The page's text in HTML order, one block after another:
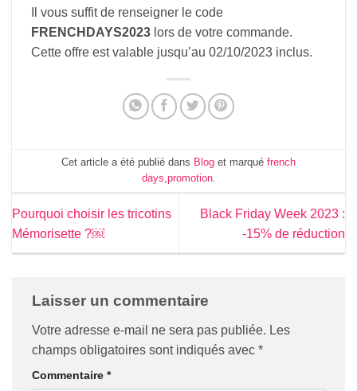
Il vous suffit de renseigner le code
FRENCHDAYS2023lors de votre commande.
Cette offre est valable jusqu’au 02/10/2023 inclus.
Cet article a été publié dans Blog et marqué french
days,promotion.
Pourquoi choisir les tricotins
Mémorisette ?￼
Black Friday Week 2023 :
-15% de réduction
Laisser un commentaire
Votre adresse e-mail ne sera pas publiée. Les
champs obligatoires sont indiqués avec *
Commentaire *